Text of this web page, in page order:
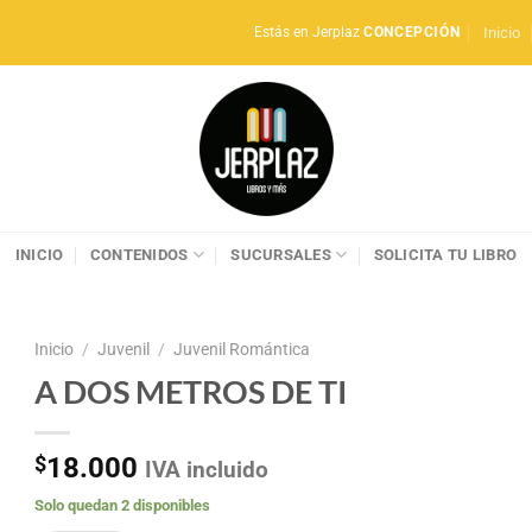
Estás en JerplazCONCEPCIÓN Inicio
INICIO CONTENIDOS SUCURSALES SOLICITA TU LIBRO
Inicio / Juvenil / Juvenil Romántica
A DOS METROS DE TI
$18.000 IVA incluido
Solo quedan 2 disponibles